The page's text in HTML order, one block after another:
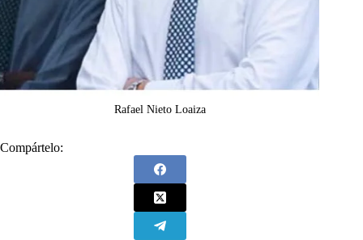
Rafael Nieto Loaiza
Compártelo: